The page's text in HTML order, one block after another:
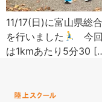
11/17(日)に富山県総
を行いました
今
は1kmあたり5分30